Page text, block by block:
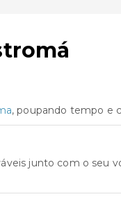
, poupando tempo e
junto com o seu